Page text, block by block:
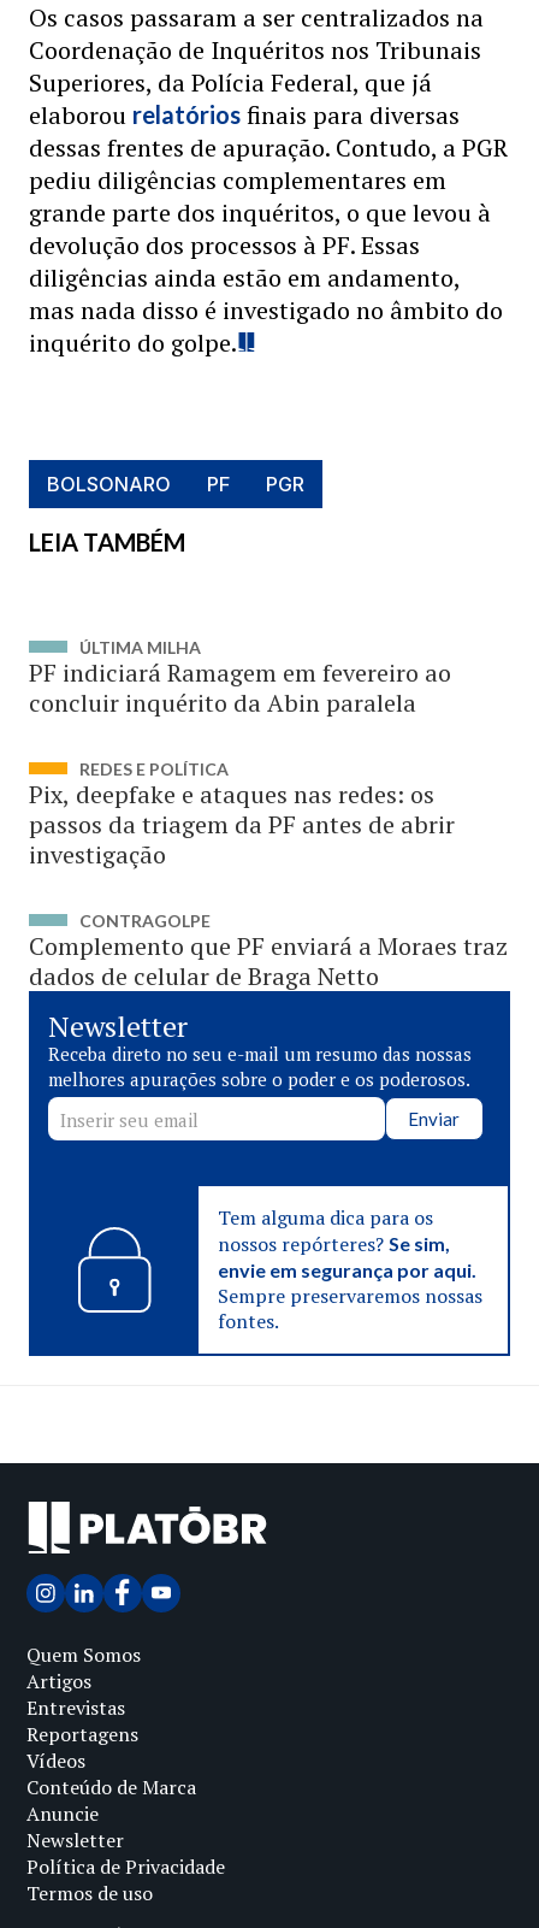
Os casos passaram a ser centralizados na
Coordenação de Inquéritos nos Tribunais
Superiores, da Polícia Federal, que já
elaborou relatórios finais para diversas
dessas frentes de apuração. Contudo, a PGR
pediu diligências complementares em
grande parte dos inquéritos, o que levou à
devolução dos processos à PF. Essas
diligências ainda estão em andamento,
mas nada disso é investigado no âmbito do
inquérito do golpe.
BOLSONARO PF PGR
LEIA TAMBÉM
ÚLTIMA MILHA
PF indiciará Ramagem em fevereiro ao
concluir inquérito da Abin paralela
REDES E POLÍTICA
Pix, deepfake e ataques nas redes: os
passos da triagem da PF antes de abrir
investigação
CONTRAGOLPE
Complemento que PF enviará a Moraes traz
dados de celular de Braga Netto
Newsletter
Receba direto no seu e-mail um resumo das nossas
melhores apurações sobre o poder e os poderosos.
Enviar
Tem alguma dica para os
nossos repórteres? Se sim,
envie em segurança por aqui.
Sempre preservaremos nossas
fontes.
Quem Somos
Artigos
Entrevistas
Reportagens
Vídeos
Conteúdo de Marca
Anuncie
Newsletter
Política de Privacidade
Termos de uso